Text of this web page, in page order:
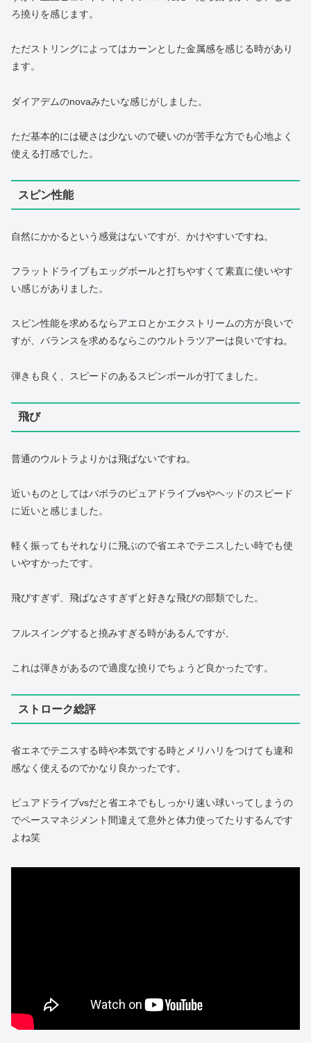
ろ撓りを感じます。
ただストリングによってはカーンとした金属感を感じる時があり
ます。
ダイアデムのnovaみたいな感じがしました。
ただ基本的には硬さは少ないので硬いのが苦手な方でも心地よく
使える打感でした。
スピン性能
自然にかかるという感覚はないですが、かけやすいですね。
フラットドライブもエッグボールと打ちやすくて素直に使いやす
い感じがありました。
スピン性能を求めるならアエロとかエクストリームの方が良いで
すが、バランスを求めるならこのウルトラツアーは良いですね。
弾きも良く、スピードのあるスピンボールが打てました。
飛び
普通のウルトラよりかは飛ばないですね。
近いものとしてはバボラのピュアドライブvsやヘッドのスピード
に近いと感じました。
軽く振ってもそれなりに飛ぶので省エネでテニスしたい時でも使
いやすかったです。
飛びすぎず、飛ばなさすぎずと好きな飛びの部類でした。
フルスイングすると撓みすぎる時があるんですが、
これは弾きがあるので適度な撓りでちょうど良かったです。
ストローク総評
省エネでテニスする時や本気でする時とメリハリをつけても違和
感なく使えるのでかなり良かったです。
ピュアドライブvsだと省エネでもしっかり速い球いってしまうの
でペースマネジメント間違えて意外と体力使ってたりするんです
よね笑